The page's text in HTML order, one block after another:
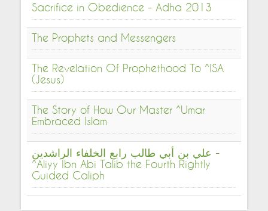
Sacrifice in Obedience - Adha 2013
The Prophets and Messengers
The Revelation Of Prophethood To ^ISA
(Jesus)
The Story of How Our Master ^Umar
Embraced Islam
علي بن أبي طالب رابع الخلفاء الراشدين -
^Aliyy Ibn Abi Talib the Fourth Rightly
Guided Caliph